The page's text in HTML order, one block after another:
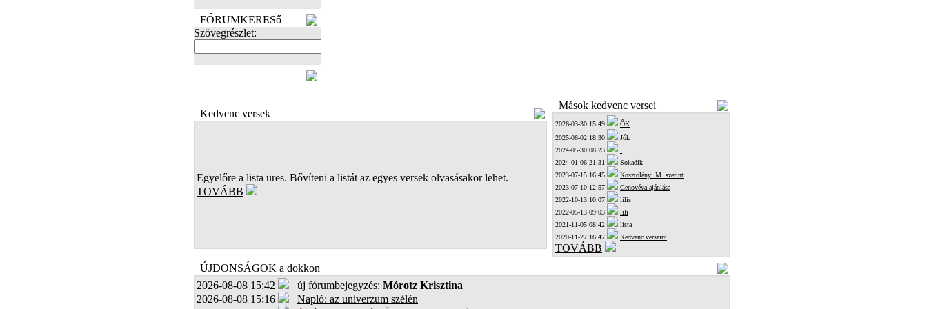
FÓRUMKERESő
Szövegrészlet:
Kedvenc versek
Egyelőre a lista üres. Bővíteni a listát az egyes versek olvasásakor lehet.
TOVÁBB
Mások kedvenc versei
2026-03-30 15:49
ŐK
2025-06-02 18:30
Jók
2024-05-30 08:23
l
2024-01-06 21:31
Sokadik
2023-07-15 16:45
Kosztolányi M. szerint
2023-07-10 12:57
Genovéva ajánlása
2022-10-13 10:07
lilis
2022-05-13 09:03
lili
2021-11-05 08:42
lista
2020-11-27 16:47
Kedvenc verseim
TOVÁBB
ÚJDONSÁGOK a dokkon
2026-08-08 15:42
új fórumbejegyzés: Mórotz Krisztina
2026-08-08 15:16
Napló: az univerzum szélén